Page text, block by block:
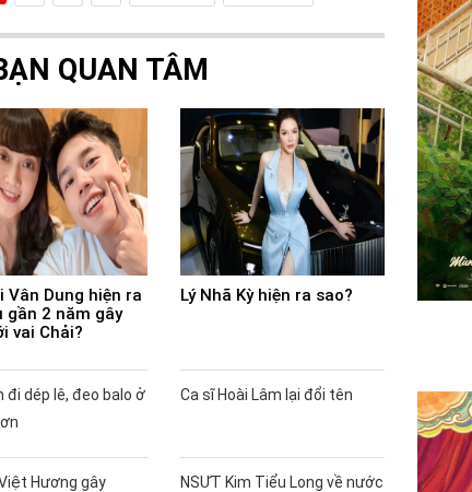
QUAN TÂM
Vân Dung hiện ra
gần 2 năm gây
vai Chải?
đi dép lê, đeo balo ở
Hương gây
Lý Nhã Kỳ hiện ra sao?
Ca sĩ Hoài Lâm lại đổi tên
NSƯT Kim Tiểu Long về nước